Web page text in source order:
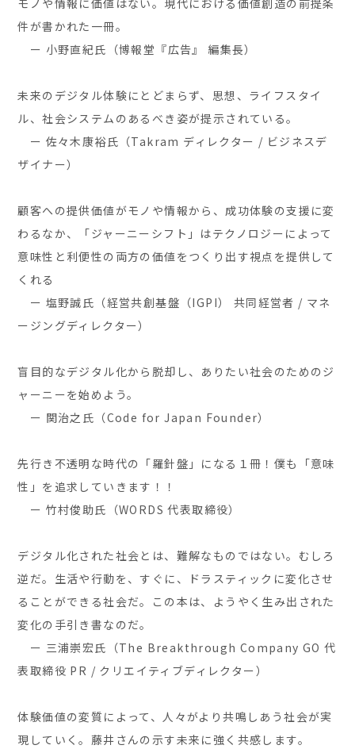
件が書かれた一冊。
ー 小野直紀氏（博報堂『広告』 編集長）
未来のデジタル体験にとどまらず、思想、ライフスタイ
ル、社会システムのあるべき姿が提示されている。
ー 佐々木康裕氏（Takram ディレクター / ビジネスデ
ザイナー）
顧客への提供価値がモノや情報から、成功体験の支援に変
わるなか、「ジャーニーシフト」はテクノロジーによって
意味性と利便性の両方の価値をつくり出す視点を提供して
くれる
ー 塩野誠氏（経営共創基盤（IGPI） 共同経営者 / マネ
ージングディレクター）
盲目的なデジタル化から脱却し、ありたい社会のためのジ
ャーニーを始めよう。
ー 関治之氏（Code for Japan Founder）
先行き不透明な時代の「羅針盤」になる１冊！僕も「意味
性」を追求していきます！！
ー 竹村俊助氏（WORDS 代表取締役）
デジタル化された社会とは、難解なものではない。むしろ
逆だ。生活や行動を、すぐに、ドラスティックに変化させ
ることができる社会だ。この本は、ようやく生み出された
変化の手引き書なのだ。
ー 三浦崇宏氏（The Breakthrough Company GO 代
表取締役 PR / クリエイティブディレクター）
体験価値の変質によって、人々がより共鳴しあう社会が実
現していく。藤井さんの示す未来に強く共感します。